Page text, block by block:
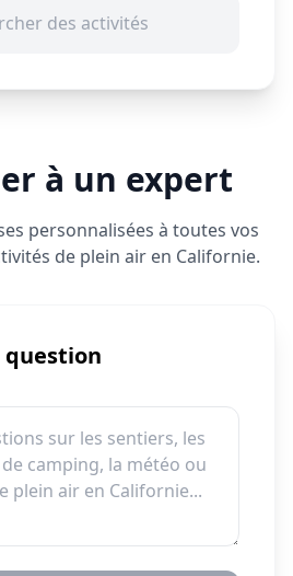
des activités
à un expert
personnalisées à toutes vos
de plein air en Californie.
question